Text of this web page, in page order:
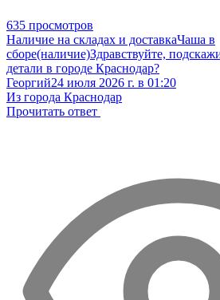
635 просмотров
Наличие на складах и доставкаЧаша в
сборе(наличие)Здравствуйте,
детали в городе Краснодар?
Георгий24 июля 2026 г. в 01:20
Из города Краснодар
Прочитать ответ